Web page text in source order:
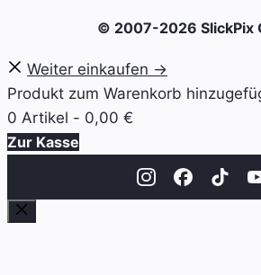
© 2007-2026 SlickPix
Weiter einkaufen →
Produkt zum Warenkorb
0 Artikel - 0,00 €
Zur Kasse
Schließen